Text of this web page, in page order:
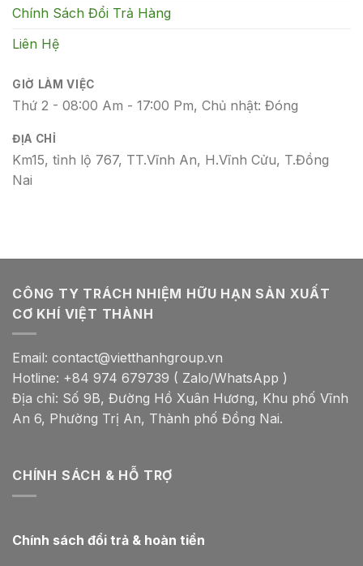
Chính Sách Đổi Trả Hàng
Liên Hệ
GIỜ LÀM VIỆC
Thứ 2 - 08:00 Am - 17:00 Pm, Chủ nhật: Đóng
ĐỊA CHỈ
Km15, tỉnh lộ 767, TT.Vĩnh An, H.Vĩnh Cửu, T.Đồng
Nai
CÔNG TY TRÁCH NHIỆM HỮU HẠN SẢN XUẤT
CƠ KHÍ VIỆT THÀNH
Email: contact@vietthanhgroup.vn
Hotline: +84 974 679739 ( Zalo/WhatsApp )
Địa chỉ: Số 9B, Đường Hồ Xuân Hương, Khu phố Vĩnh
An 6, Phường Trị An, Thành phố Đồng Nai.
CHÍNH SÁCH & HỖ TRỢ
Chính sách đổi trả & hoàn tiền